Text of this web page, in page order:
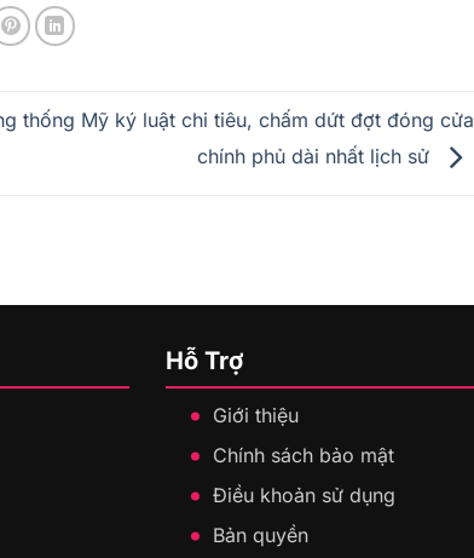
thống Mỹ ký luật chi tiêu, chấm dứt đợt đóng cửa
chính phủ dài nhất lịch sử
Hỗ Trợ
Giới thiệu
Chính sách bảo mật
Điều khoản sử dụng
Bản quyền